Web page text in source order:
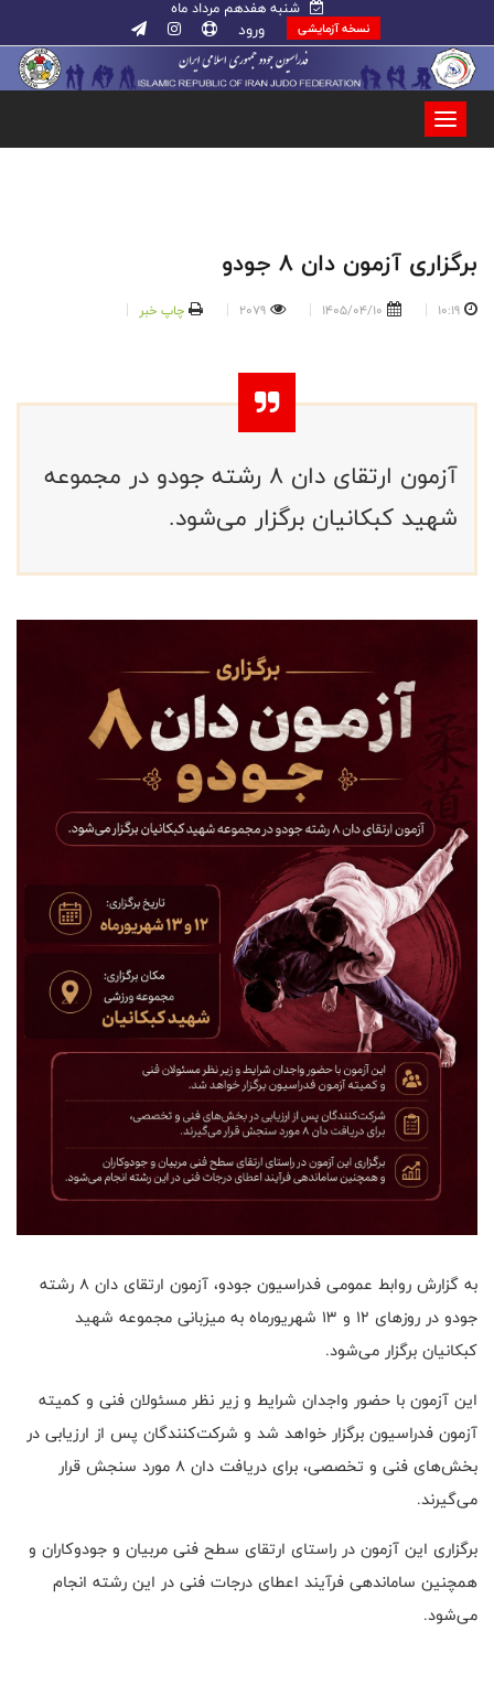
شنبه هفدهم مرداد ماه
نسخه آزمایشی ورود
برگزاری آزمون دان ۸ جودو
10:19
1405/04/10
2079 چاپ خبر
آزمون ارتقای دان ۸ رشته جودو در مجموعه
شهید کبکانیان برگزار می‌شود.
به گزارش روابط عمومی فدراسیون جودو، آزمون ارتقای دان ۸ رشته
جودو در روزهای ۱۲ و ۱۳ شهریورماه به میزبانی مجموعه شهید
کبکانیان برگزار می‌شود.
این آزمون با حضور واجدان شرایط و زیر نظر مسئولان فنی و کمیته
آزمون فدراسیون برگزار خواهد شد و شرکت‌کنندگان پس از ارزیابی در
بخش‌های فنی و تخصصی، برای دریافت دان ۸ مورد سنجش قرار
می‌گیرند.
برگزاری این آزمون در راستای ارتقای سطح فنی مربیان و جودوکاران و
همچنین ساماندهی فرآیند اعطای درجات فنی در این رشته انجام
می‌شود.